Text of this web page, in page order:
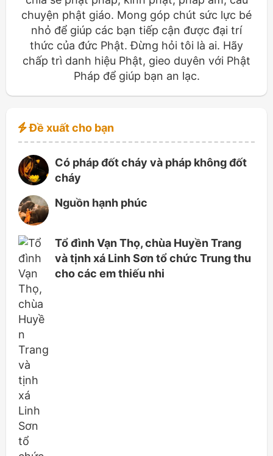
chuyện phật giáo. Mong góp chút sức lực bé
nhỏ để giúp các bạn tiếp cận được đại trí
thức của đức Phật. Đừng hỏi tôi là ai. Hãy
chấp trì danh hiệu Phật, gieo duyên với Phật
Pháp để giúp bạn an lạc.
Đề xuất cho bạn
Có pháp đốt cháy và pháp không đốt
cháy
Nguồn hạnh phúc
Tổ đình Vạn Thọ, chùa Huyền Trang
và tịnh xá Linh Sơn tổ chức Trung thu
cho các em thiếu nhi